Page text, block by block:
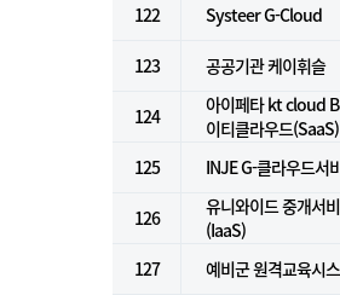
122 Systeer G-Cloud
123 공공기관 케이휘슬
124
아이페타 kt cloud
이티클라우드(SaaS)
125
INJE G-클라우드서
126
유니와이드 중개서
(IaaS)
127
예비군 원격교육시